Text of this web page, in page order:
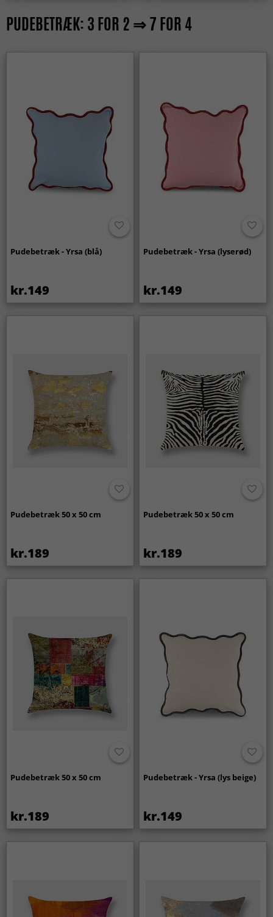
PUDEBETRÆK: 3 FOR 2 ⇒ 7 FOR 4
Pudebetræk - Yrsa (blå)
kr.149
Pudebetræk - Yrsa (lyserød)
kr.149
Pudebetræk 50 x 50 cm
kr.189
Pudebetræk 50 x 50 cm
kr.189
Pudebetræk 50 x 50 cm
kr.189
Pudebetræk - Yrsa (lys beige)
kr.149